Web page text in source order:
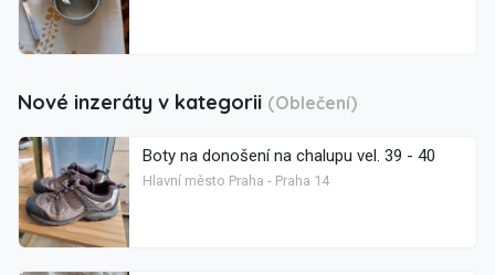
Nové inzeráty v kategorii (Oblečení)
Boty na donošení na chalupu vel. 39 - 40
Hlavní město Praha - Praha 14